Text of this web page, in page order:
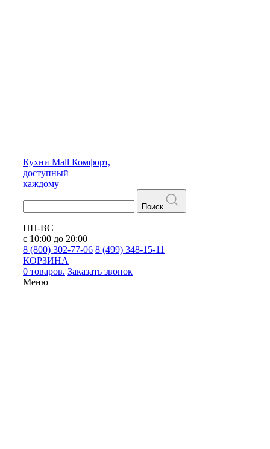
Кухни Mall Комфорт,
доступный
каждому
Поиск
ПН-ВС
с 10:00 до 20:00
8 (800) 302-77-06 8 (499) 348-15-11
КОРЗИНА
0 товаров. Заказать звонок
Меню